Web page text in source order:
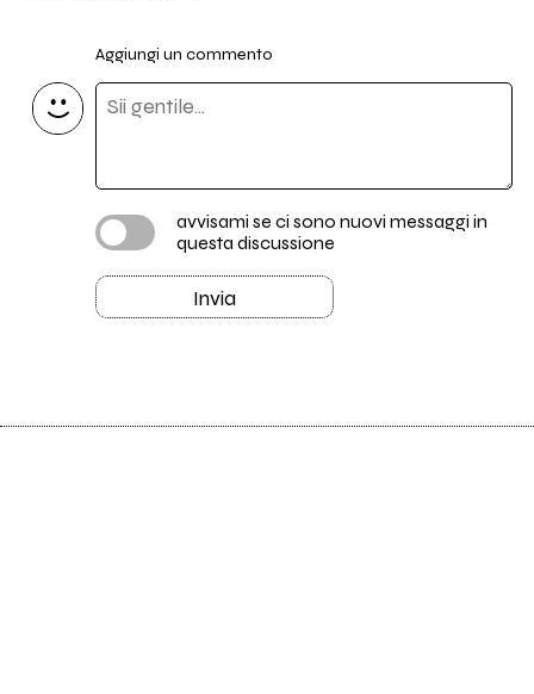
Aggiungi un commento
avvisami se ci sono nuovi messaggi in
questa discussione
Invia